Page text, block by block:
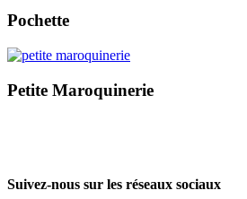
Pochette
Petite Maroquinerie
Suivez-nous sur les réseaux sociaux